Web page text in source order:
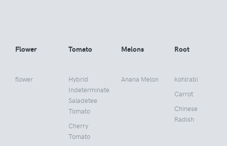
Flower
flower
Tomato
Hybrid
Indeterminate
Saladetee
Tomato
Cherry
Tomato
Melons
Anana Melon
Root
kohlrabi
Carrot
Chinese
Radish